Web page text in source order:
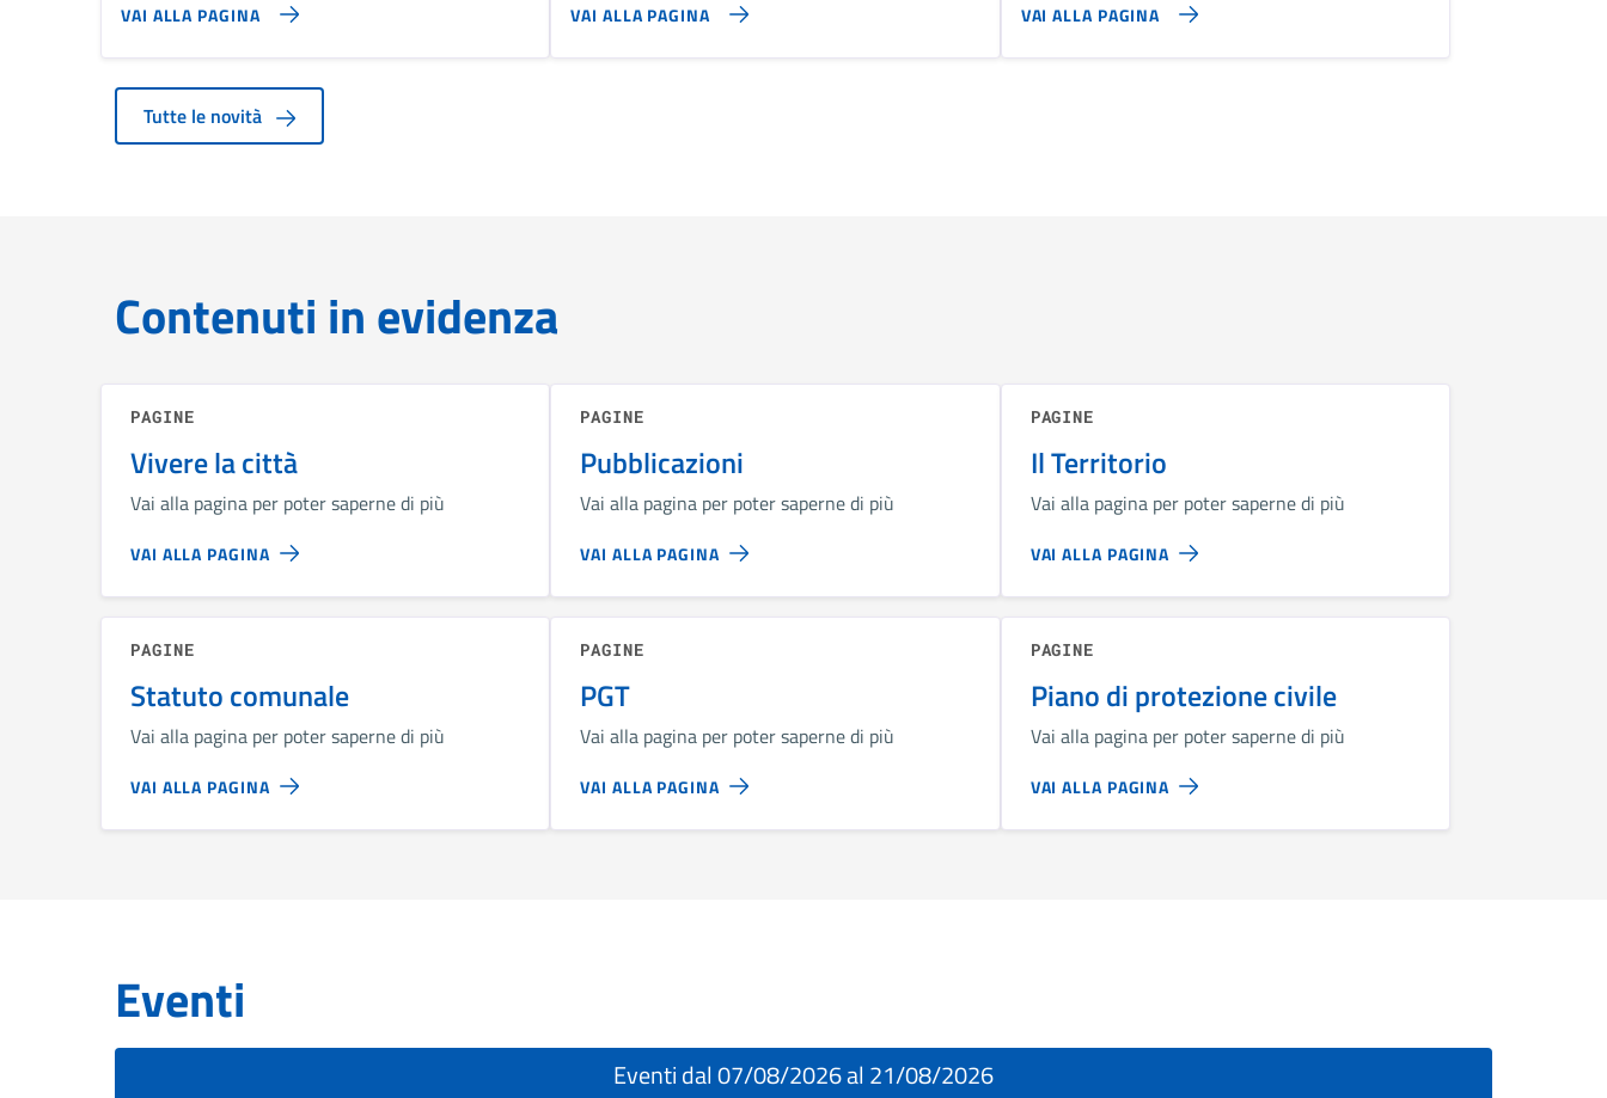
VAI ALLA PAGINA VAI ALLA PAGINA VAI ALLA PAGINA
Tutte le novità
Contenuti in evidenza
PAGINE
Vivere la città
Vai alla pagina per poter saperne di più
VAI ALLA PAGINA
PAGINE
Pubblicazioni
Vai alla pagina per poter saperne di più
VAI ALLA PAGINA
PAGINE
Il Territorio
Vai alla pagina per poter saperne di più
VAI ALLA PAGINA
PAGINE
Statuto comunale
Vai alla pagina per poter saperne di più
VAI ALLA PAGINA
PAGINE
PGT
Vai alla pagina per poter saperne di più
VAI ALLA PAGINA
PAGINE
Piano di protezione civile
Vai alla pagina per poter saperne di più
VAI ALLA PAGINA
Eventi
Eventi dal 07/08/2026 al 21/08/2026